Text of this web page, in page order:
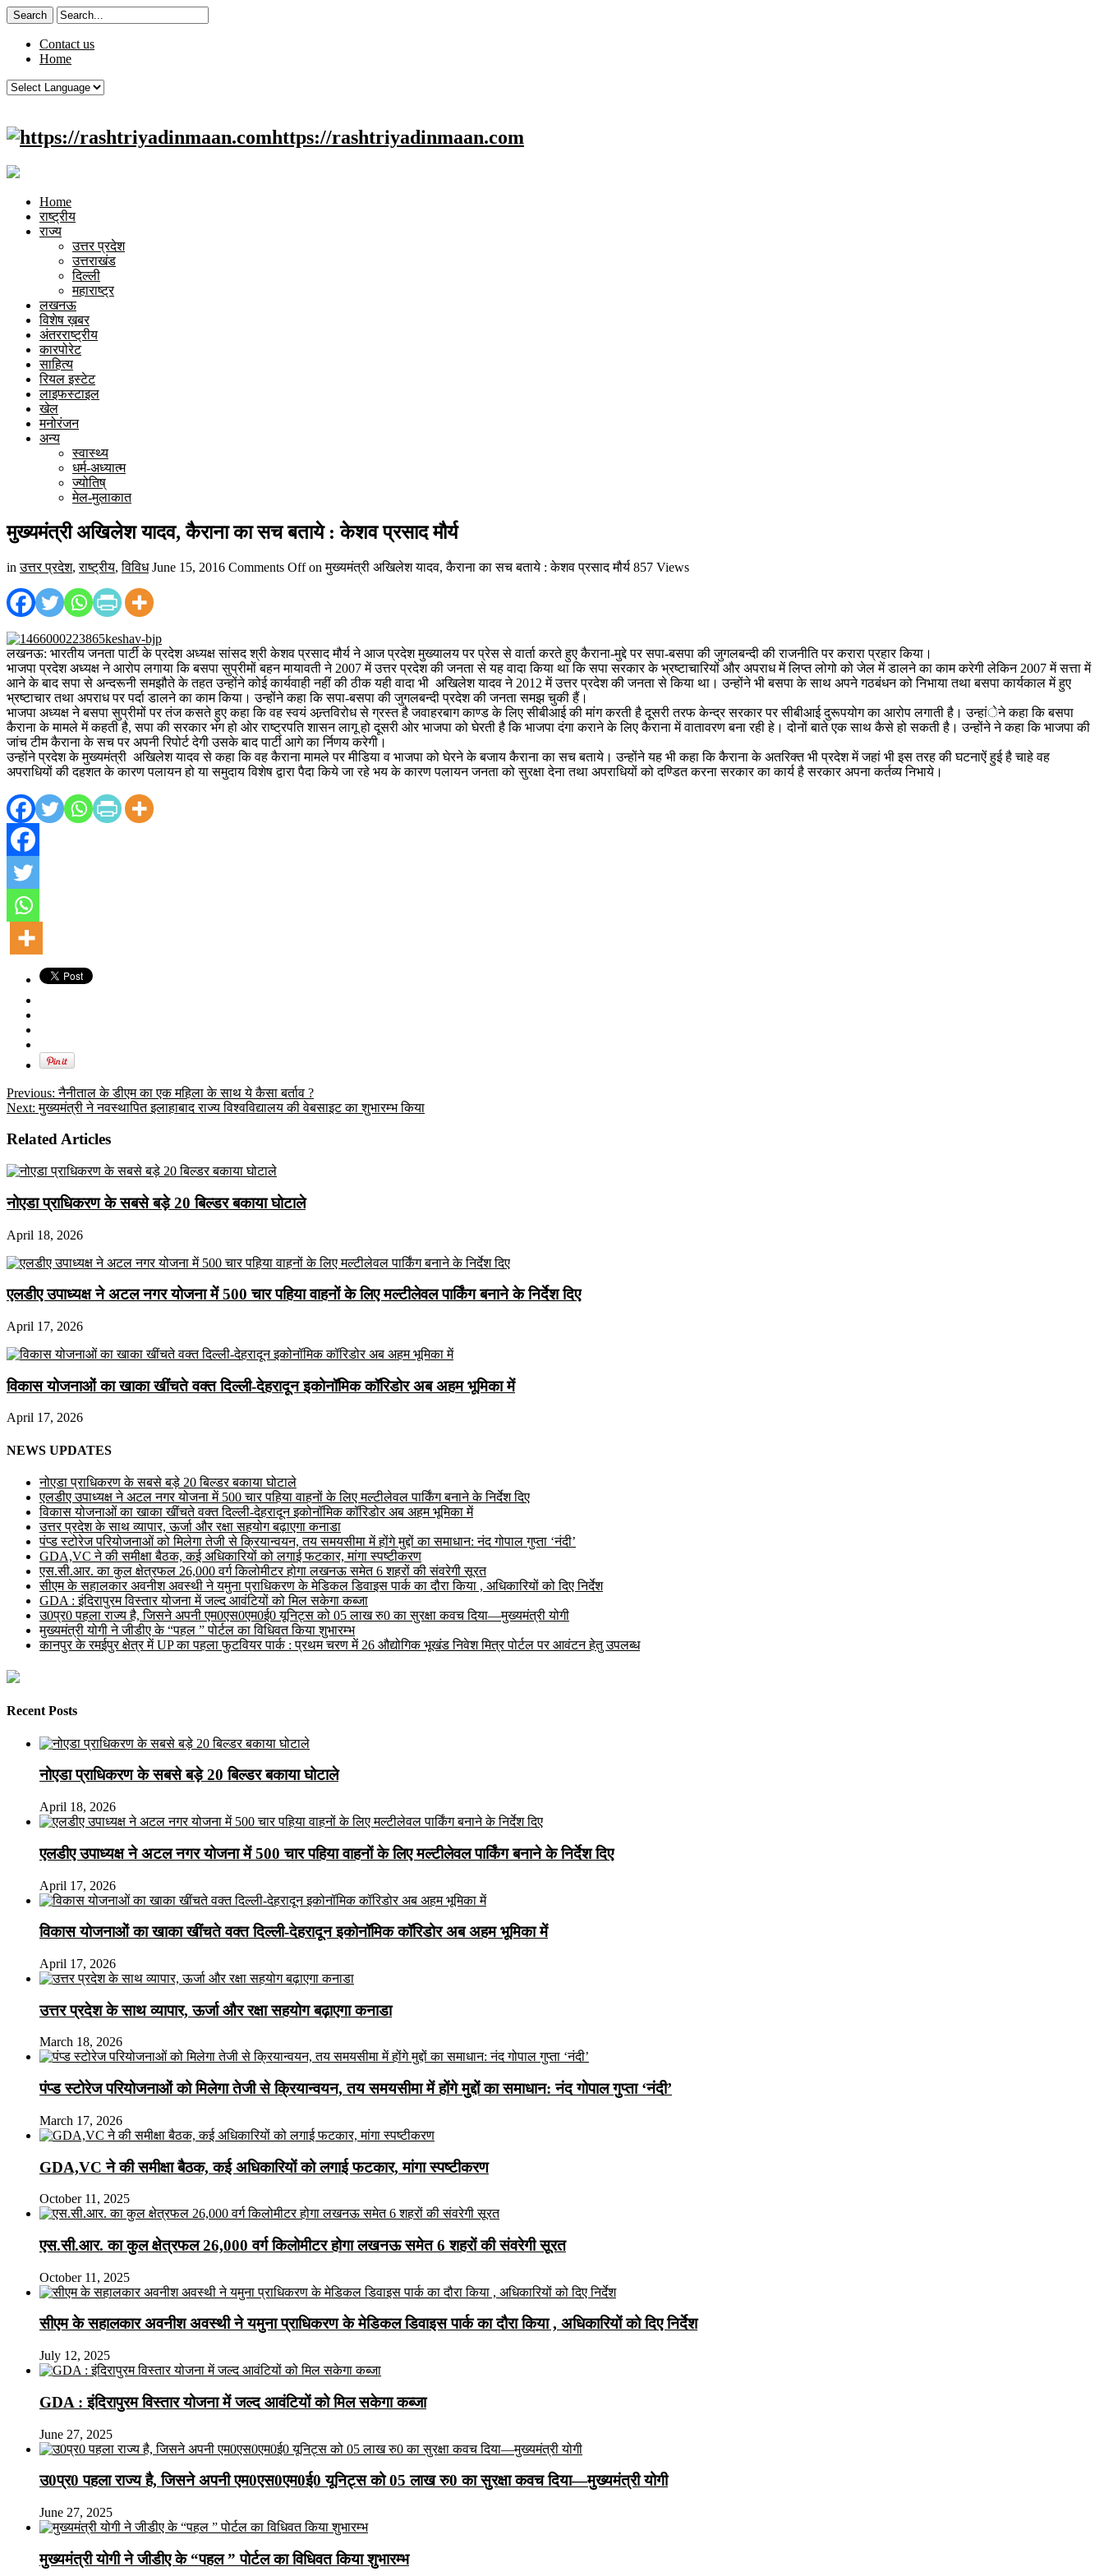
Contact us
Home
https://rashtriyadinmaan.com
Home
राष्ट्रीय
राज्य
उत्तर प्रदेश
उत्तराखंड
दिल्ली
महाराष्ट्र
लखनऊ
विशेष ख़बर
अंतरराष्ट्रीय
कारपोरेट
साहित्य
रियल इस्टेट
लाइफस्टाइल
खेल
मनोरंजन
अन्य
स्वास्थ्य
धर्म-अध्यात्म
ज्योतिष्
मेल-मुलाकात
मुख्यमंत्री अखिलेश यादव, कैराना का सच बताये : केशव प्रसाद मौर्य
inउत्तर प्रदेश,राष्ट्रीय,विविध June 15, 2016 Comments Offon मुख्यमंत्री अखिलेश यादव, कैराना का सच बताये : केशव प्रसाद मौर्य 857 Views
लखनऊ: भारतीय जनता पार्टी के प्रदेश अध्यक्ष सांसद श्री केशव प्रसाद मौर्य ने आज प्रदेश मुख्यालय पर प्रेस से वार्ता करते हुए कैराना-मुद्दे पर सपा-बसपा की जुगलबन्दी की राजनीति पर करारा प्रहार किया।
भाजपा प्रदेश अध्यक्ष ने आरोप लगाया कि बसपा सुप्रीमों बहन मायावती ने 2007 में उत्तर प्रदेश की जनता से यह वादा किया था कि सपा सरकार के भ्रष्टाचारियों और अपराध में लिप्त लोगो को जेल में डालने का काम करेगी लेकिन 2007 में सत्ता में
आने के बाद सपा से अन्दरूनी समझौते के तहत उन्होंने कोई कार्यवाही नहीं की ठीक यही वादा भी अखिलेश यादव ने 2012 में उत्तर प्रदेश की जनता से किया था। उन्होंने भी बसपा के साथ अपने गठबंधन को निभाया तथा बसपा कार्यकाल में हुए
भ्रष्टाचार तथा अपराध पर पर्दा डालने का काम किया। उन्होंने कहा कि सपा-बसपा की जुगलबन्दी प्रदेश की जनता समझ चुकी हैं।
भाजपा अध्यक्ष ने बसपा सुप्रीमों पर तंज कसते हुए कहा कि वह स्वयं अन्र्तविरोध से ग्रस्त है जवाहरबाग काण्ड के लिए सीबीआई की मांग करती है दूसरी तरफ केन्द्र सरकार पर सीबीआई दुरूपयोग का आरोप लगाती है। उन्हांेने कहा कि बसपा
कैराना के मामले में कहती है, सपा की सरकार भंग हो ओर राष्ट्रपति शासन लागू हो दूसरी ओर भाजपा को घेरती है कि भाजपा दंगा कराने के लिए कैराना में वातावरण बना रही हे। दोनों बाते एक साथ कैसे हो सकती है। उन्होंने ने कहा कि भाजपा की
जांच टीम कैराना के सच पर अपनी रिपोर्ट देगी उसके बाद पार्टी आगे का र्निणय करेगी।
उन्होंने प्रदेश के मुख्यमंत्री अखिलेश यादव से कहा कि वह कैराना मामले पर मीडिया व भाजपा को घेरने के बजाय कैराना का सच बताये। उन्होंने यह भी कहा कि कैराना के अतरिक्त भी प्रदेश में जहां भी इस तरह की घटनाऐं हुई है चाहे वह
अपराधियों की दहशत के कारण पलायन हो या समुदाय विशेष द्वारा पैदा किये जा रहे भय के कारण पलायन जनता को सुरक्षा देना तथा अपराधियों को दण्डित करना सरकार का कार्य है सरकार अपना कर्तव्य निभाये।
Previous: नैनीताल के डीएम का एक महिला के साथ ये कैसा बर्ताव ?
Next: मुख्यमंत्री ने नवस्थापित इलाहाबाद राज्य विश्वविद्यालय की वेबसाइट का शुभारम्भ किया
Related Articles
नोएडा प्राधिकरण के सबसे बड़े 20 बिल्डर बकाया घोटाले
April 18, 2026
एलडीए उपाध्यक्ष ने अटल नगर योजना में 500 चार पहिया वाहनों के लिए मल्टीलेवल पार्किंग बनाने के निर्देश दिए
April 17, 2026
विकास योजनाओं का खाका खींचते वक्त दिल्ली-देहरादून इकोनॉमिक कॉरिडोर अब अहम भूमिका में
April 17, 2026
NEWS UPDATES
नोएडा प्राधिकरण के सबसे बड़े 20 बिल्डर बकाया घोटाले
एलडीए उपाध्यक्ष ने अटल नगर योजना में 500 चार पहिया वाहनों के लिए मल्टीलेवल पार्किंग बनाने के निर्देश दिए
विकास योजनाओं का खाका खींचते वक्त दिल्ली-देहरादून इकोनॉमिक कॉरिडोर अब अहम भूमिका में
उत्तर प्रदेश के साथ व्यापार, ऊर्जा और रक्षा सहयोग बढ़ाएगा कनाडा
पंप्ड स्टोरेज परियोजनाओं को मिलेगा तेजी से क्रियान्वयन, तय समयसीमा में होंगे मुद्दों का समाधान: नंद गोपाल गुप्ता ‘नंदी’
GDA,VC ने की समीक्षा बैठक, कई अधिकारियों को लगाई फटकार, मांगा स्पष्टीकरण
एस.सी.आर. का कुल क्षेत्रफल 26,000 वर्ग किलोमीटर होगा लखनऊ समेत 6 शहरों की संवरेगी सूरत
सीएम के सहालकार अवनीश अवस्थी ने यमुना प्राधिकरण के मेडिकल डिवाइस पार्क का दौरा किया , अधिकारियों को दिए निर्देश
GDA : इंदिरापुरम विस्तार योजना में जल्द आवंटियों को मिल सकेगा कब्जा
उ0प्र0 पहला राज्य है, जिसने अपनी एम0एस0एम0ई0 यूनिट्स को 05 लाख रु0 का सुरक्षा कवच दिया—मुख्यमंत्री योगी
मुख्यमंत्री योगी ने जीडीए के “पहल ” पोर्टल का विधिवत किया शुभारम्भ
कानपुर के रमईपुर क्षेत्र में UP का पहला फुटवियर पार्क : प्रथम चरण में 26 औद्योगिक भूखंड निवेश मित्र पोर्टल पर आवंटन हेतु उपलब्ध
Recent Posts
नोएडा प्राधिकरण के सबसे बड़े 20 बिल्डर बकाया घोटाले
April 18, 2026
एलडीए उपाध्यक्ष ने अटल नगर योजना में 500 चार पहिया वाहनों के लिए मल्टीलेवल पार्किंग बनाने के निर्देश दिए
April 17, 2026
विकास योजनाओं का खाका खींचते वक्त दिल्ली-देहरादून इकोनॉमिक कॉरिडोर अब अहम भूमिका में
April 17, 2026
उत्तर प्रदेश के साथ व्यापार, ऊर्जा और रक्षा सहयोग बढ़ाएगा कनाडा
March 18, 2026
पंप्ड स्टोरेज परियोजनाओं को मिलेगा तेजी से क्रियान्वयन, तय समयसीमा में होंगे मुद्दों का समाधान: नंद गोपाल गुप्ता ‘नंदी’
March 17, 2026
GDA,VC ने की समीक्षा बैठक, कई अधिकारियों को लगाई फटकार, मांगा स्पष्टीकरण
October 11, 2025
एस.सी.आर. का कुल क्षेत्रफल 26,000 वर्ग किलोमीटर होगा लखनऊ समेत 6 शहरों की संवरेगी सूरत
October 11, 2025
सीएम के सहालकार अवनीश अवस्थी ने यमुना प्राधिकरण के मेडिकल डिवाइस पार्क का दौरा किया , अधिकारियों को दिए निर्देश
July 12, 2025
GDA : इंदिरापुरम विस्तार योजना में जल्द आवंटियों को मिल सकेगा कब्जा
June 27, 2025
उ0प्र0 पहला राज्य है, जिसने अपनी एम0एस0एम0ई0 यूनिट्स को 05 लाख रु0 का सुरक्षा कवच दिया—मुख्यमंत्री योगी
June 27, 2025
मुख्यमंत्री योगी ने जीडीए के “पहल ” पोर्टल का विधिवत किया शुभारम्भ